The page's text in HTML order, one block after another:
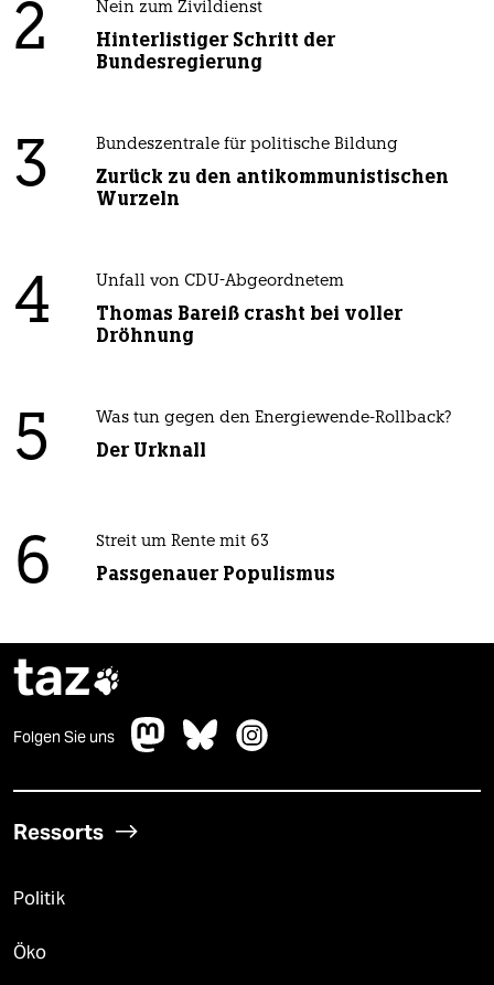
2 Nein zum Zivildienst
Hinterlistiger Schritt der
Bundesregierung
3 Bundeszentrale für politische Bildung
Zurück zu den antikommunistischen
Wurzeln
4 Unfall von CDU-Abgeordnetem
Thomas Bareiß crasht bei voller
Dröhnung
5 Was tun gegen den Energiewende-Rollback?
Der Urknall
6 Streit um Rente mit 63
Passgenauer Populismus
taz
Folgen Sie uns
Ressorts
Politik
Öko